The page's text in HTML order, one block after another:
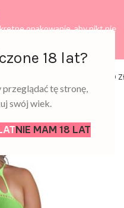
18 lat?
tę stronę,
swój wiek.
NIE MAM 18 LAT
opakowanie, aby nikt nie
0,00